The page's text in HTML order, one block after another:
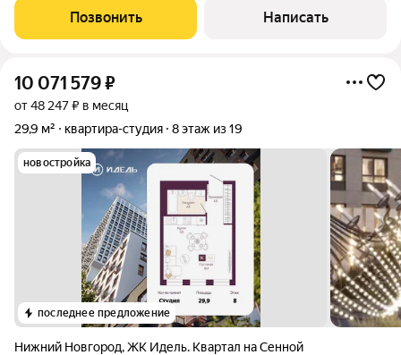
удобная квадратная кухня 9,2 м, застеклённая лоджия 5 м.
Также в квартире есть
Позвонить Написать
10 071 579₽
от 48 247 ₽ в месяц
29,9 м²
квартира-студия 8 этаж из 19
новостройка
последнее предложение
Нижний Новгород,ЖК Идель. Квартал на Сенной